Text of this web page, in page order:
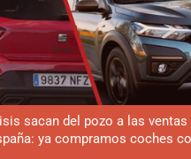
sacan del pozo a las ventas
ya compramos coches